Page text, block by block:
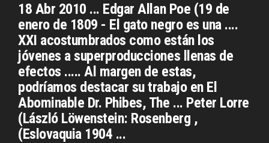
18 Abr 2010 ... Edgar Allan Poe (19 de
enero de 1809 - El gato negro es una ....
XXI acostumbrados como están los
jóvenes a superproducciones llenas de
efectos ..... Al margen de estas,
podríamos destacar su trabajo en El
Abominable Dr. Phibes, The ... Peter Lorre
(László Löwenstein: Rosenberg ,
(Eslovaquia 1904 ...